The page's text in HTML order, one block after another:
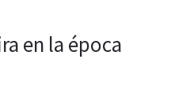
en la época